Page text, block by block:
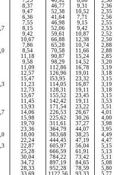
8,37
9,47
46,77
52,38
9,31
10,52
2,36
2,35
6,36
7,55
41,64
46,98
7,71
9,15
2,56
2,55
8,15
9,42
10,67
52,06
59,61
66,88
9,42
10,87
12,38
2,53
2,52
2,50
7,86
8,54
11,18
65,28
70,58
90,87
10,74
11,66
15,24
2,88
2,88
2,85
9,58
11,09
12,57
15,47
98,29
112,86
126,96
l53,95
14,52
16,78
19,01
23,32
3,20
3,19
3,18
3,15
11,23
12,73
15,67
114,05
128,31
155,52
16,87
19,11
23,45
3,19
3,18
3,15
11,45
13,93
142,42
171,54
19,11
23,22
3,53
3,51
14,06
15,98
19,70
23,36
226,53
225,62
311,61
364,79
26,67
30, 26
37,27
44,07
4,01
4,00
3,98
3,95
18,00
22,24
363,68
444,45
38,25
47,19
4,49
4,47
22,87
25,28
30,04
34,72
605,97
666,59
784,22
897,19
56,04
61,91
73,42
84,65
5,15
5,13
5,11
5,08
28,33
33,69
952,28
1122,56
78,59
93,33
5,80
5,77